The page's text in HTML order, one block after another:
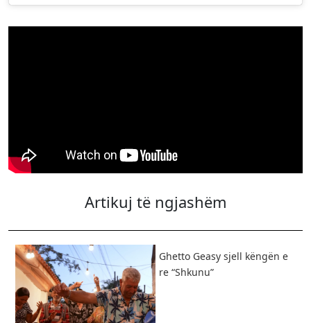
Artikuj të ngjashëm
Ghetto Geasy sjell këngën e
re “Shkunu”